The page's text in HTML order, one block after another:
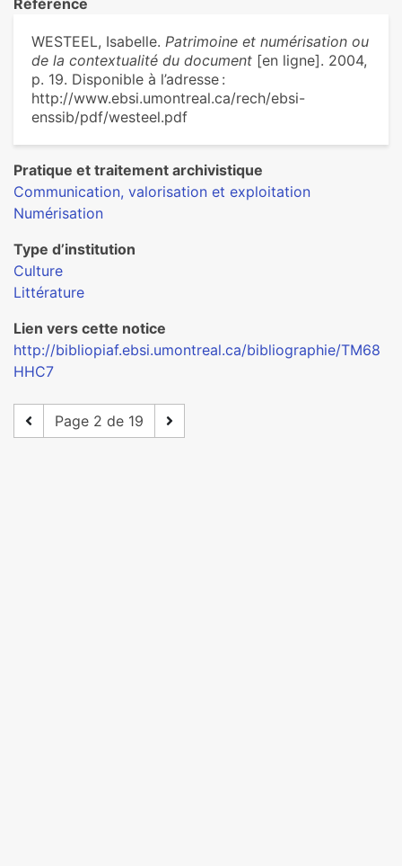
Référence
WESTEEL, Isabelle. Patrimoine et numérisation ou
de la contextualité du document [en ligne]. 2004,
p. 19. Disponible à l’adresse :
http://www.ebsi.umontreal.ca/rech/ebsi-
enssib/pdf/westeel.pdf
Pratique et traitement archivistique
Communication, valorisation et exploitation
Numérisation
Type d’institution
Culture
Littérature
Lien vers cette notice
http://bibliopiaf.ebsi.umontreal.ca/bibliographie/TM68
HHC7
Page 2 de 19